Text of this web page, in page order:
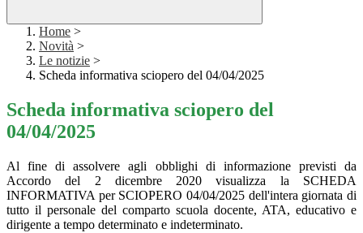
Home >
Novità >
Le notizie >
Scheda informativa sciopero del 04/04/2025
Scheda informativa sciopero del
04/04/2025
Al fine di assolvere agli obblighi di informazione previsti da
Accordo del 2 dicembre 2020 visualizza la SCHEDA
INFORMATIVA per SCIOPERO 04/04/2025 dell'intera giornata di
tutto il personale del comparto scuola docente, ATA, educativo e
dirigente a tempo determinato e indeterminato.